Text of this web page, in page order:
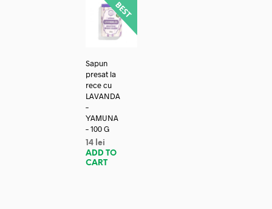
Sapun
presat la
rece cu
LAVANDA
–
YAMUNA
– 100 G
14 lei
ADD TO
CART